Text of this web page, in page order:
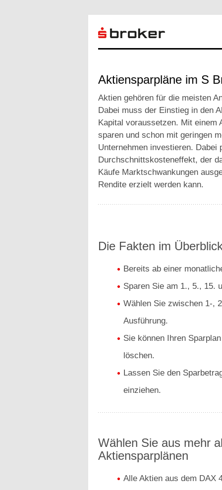
Aktiensparpläne im S
Aktien gehören für die meisten
Dabei muss der Einstieg in den
Kapital voraussetzen. Mit einem
sparen und schon mit geringen
Unternehmen investieren.
Durchschnittskosteneffekt, der
Käufe Marktschwankungen
Rendite erzielt werden kann.
Die Fakten im
Bereits ab einer
Sparen Sie am 1., 5., 15.
Wählen Sie zwischen 1-,
Ausführung.
Sie können Ihren
löschen.
Lassen Sie den
einziehen.
Wählen Sie aus mehr
Aktiensparplänen
Alle Aktien aus dem DAX